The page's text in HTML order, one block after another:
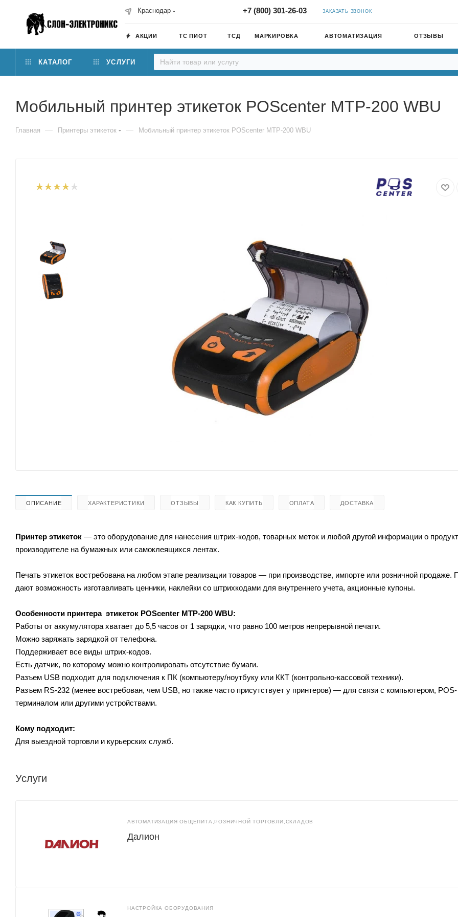
Краснодар +7 (800) 301-26-03 ЗАКАЗАТЬ ЗВОНОК
АКЦИИ ТС ПИОТ ТСД МАРКИРОВКА АВТОМАТИЗАЦИЯ ОТЗЫВЫ
КАТАЛОГ УСЛУГИ
Мобильный принтер этикеток POScenter MTP-200 WBU
Главная — Принтеры этикеток — Мобильный принтер этикеток POScenter MTP-200 WBU
ОПИСАНИЕ ХАРАКТЕРИСТИКИ ОТЗЫВЫ КАК КУПИТЬ ОПЛАТА ДОСТАВКА
Принтер этикеток — это оборудование для нанесения штрих-кодов, товарных меток и любой другой информации о
производителе на бумажных или самоклеящихся лентах.
Печать этикеток востребована на любом этапе реализации товаров — при производстве, импорте или розничной продаже.
дают возможность изготавливать ценники, наклейки со штрихкодами для внутреннего учета, акционные купоны.
Особенности принтера этикеток POScenter MTP-200 WBU:
Работы от аккумулятора хватает до 5,5 часов от 1 зарядки, что равно 100 метров непрерывной печати.
Можно заряжать зарядкой от телефона.
Поддерживает все виды штрих-кодов.
Есть датчик, по которому можно контролировать отсутствие бумаги.
Разъем USB подходит для подключения к ПК (компьютеру/ноутбуку или ККТ (контрольно-кассовой техники).
Разъем RS-232 (менее востребован, чем USB, но также часто присутствует у принтеров) — для связи с компьютером, POS-
терминалом или другими устройствами.
Кому подходит:
Для выездной торговли и курьерских служб.
Услуги
АВТОМАТИЗАЦИЯ ОБЩЕПИТА,РОЗНИЧНОЙ ТОРГОВЛИ,СКЛАДОВ
Далион
НАСТРОЙКА ОБОРУДОВАНИЯ